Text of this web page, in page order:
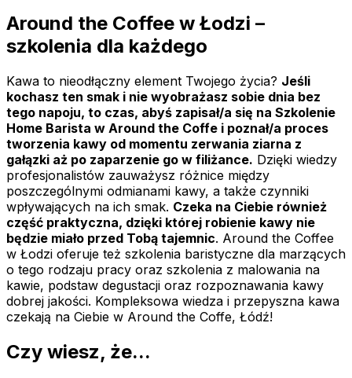
Around the Coffee w Łodzi –
szkolenia dla każdego
Kawa to nieodłączny element Twojego życia? Jeśli
kochasz ten smak i nie wyobrażasz sobie dnia bez
tego napoju, to czas, abyś zapisał/a się na Szkolenie
Home Barista w Around the Coffe i poznał/a proces
tworzenia kawy od momentu zerwania ziarna z
gałązki aż po zaparzenie go w filiżance. Dzięki wiedzy
profesjonalistów zauważysz różnice między
poszczególnymi odmianami kawy, a także czynniki
wpływających na ich smak. Czeka na Ciebie również
część praktyczna, dzięki której robienie kawy nie
będzie miało przed Tobą tajemnic. Around the Coffee
w Łodzi oferuje też szkolenia baristyczne dla marzących
o tego rodzaju pracy oraz szkolenia z malowania na
kawie, podstaw degustacji oraz rozpoznawania kawy
dobrej jakości. Kompleksowa wiedza i przepyszna kawa
czekają na Ciebie w Around the Coffe, Łódź!
Czy wiesz, że...